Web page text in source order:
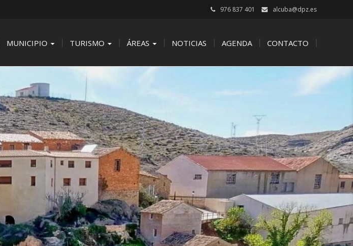
976 837 401 alcuba@dpz.es
MUNICIPIO TURISMO ÁREAS NOTICIAS AGENDA CONTACTO